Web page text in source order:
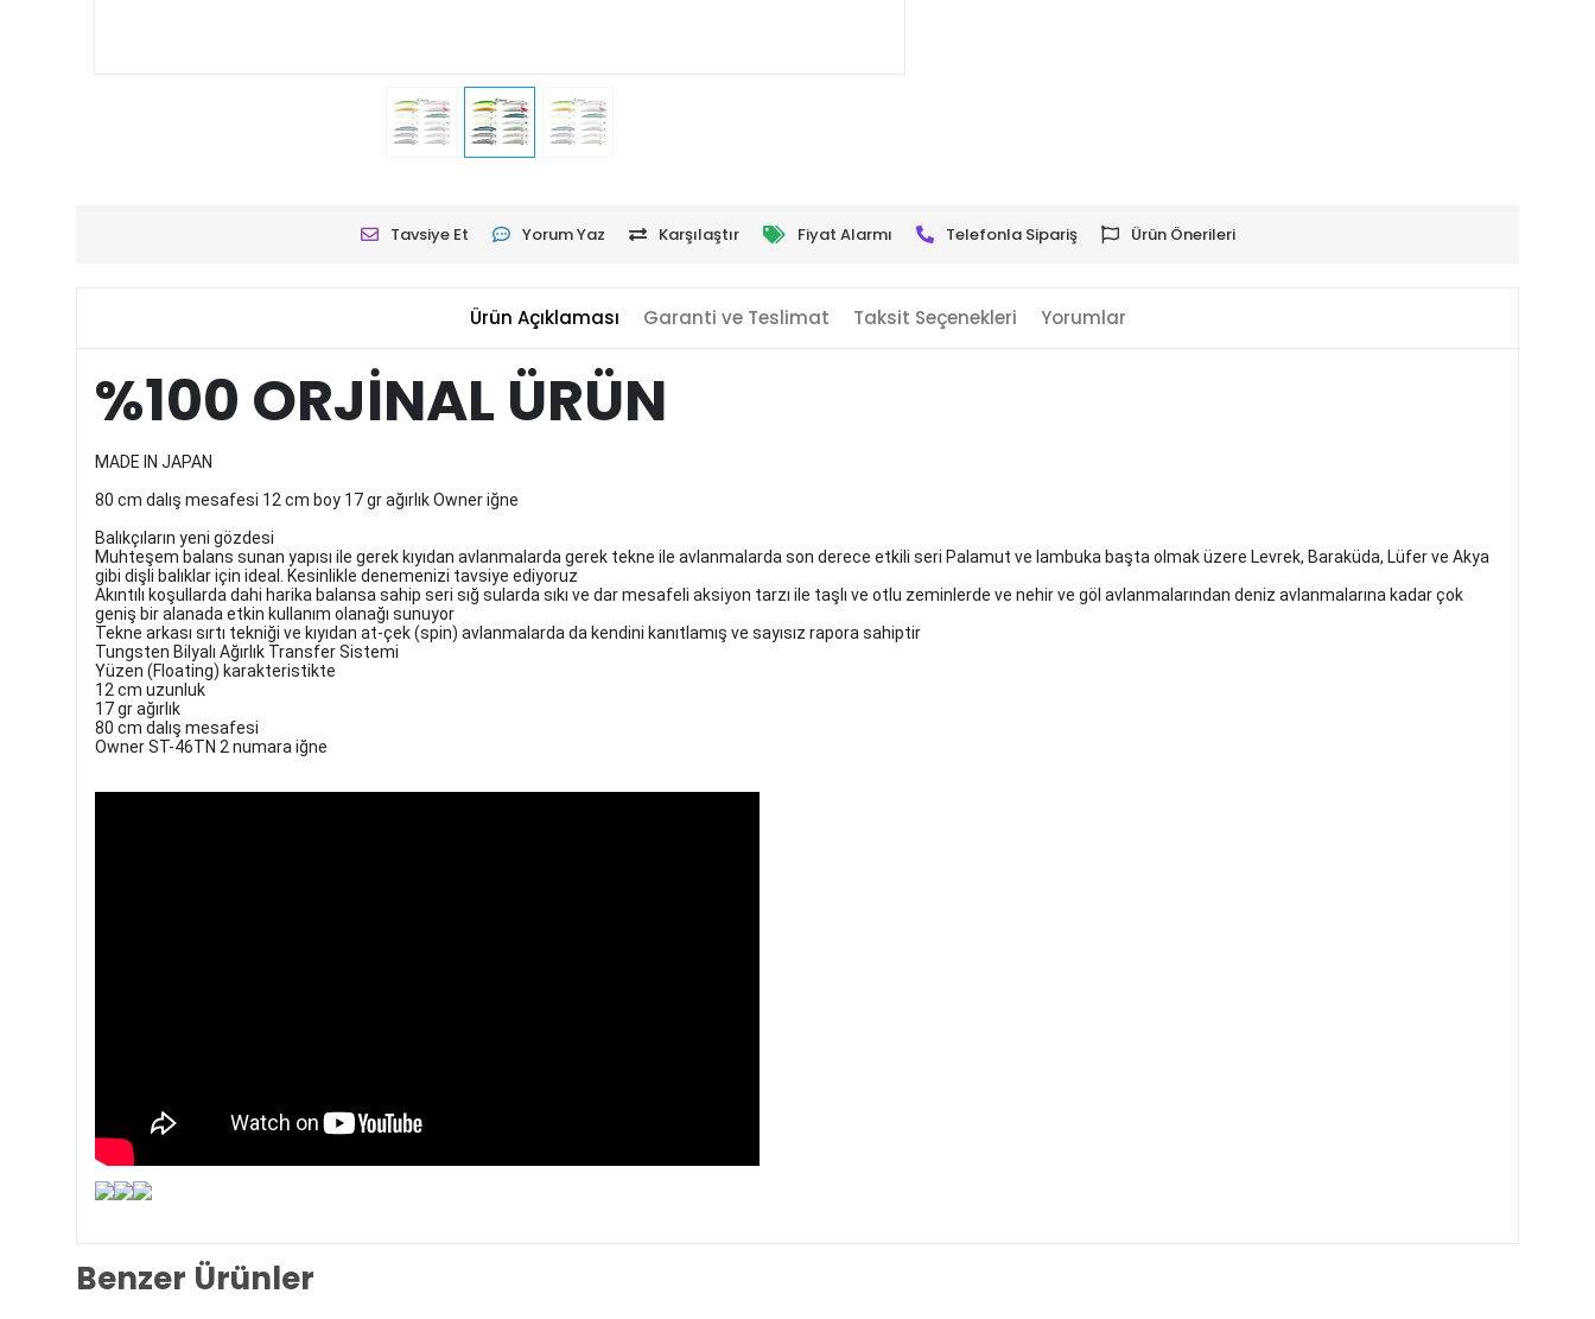
Tavsiye Et Yorum Yaz Karşılaştır Fiyat Alarmı Telefonla Sipariş Ürün Önerileri
Ürün Açıklaması Garanti ve Teslimat Taksit Seçenekleri Yorumlar
%100 ORJİNAL ÜRÜN
MADE IN JAPAN
80 cm dalış mesafesi 12 cm boy 17 gr ağırlık Owner iğne
Balıkçıların yeni gözdesi
Muhteşem balans sunan yapısı ile gerek kıyıdan avlanmalarda gerek tekne ile avlanmalarda son derece etkili seri Palamut ve lambuka başta olmak üzere Levrek, Baraküda, Lüfer ve Akya
gibi dişli balıklar için ideal. Kesinlikle denemenizi tavsiye ediyoruz
Akıntılı koşullarda dahi harika balansa sahip seri sığ sularda sıkı ve dar mesafeli aksiyon tarzı ile taşlı ve otlu zeminlerde ve nehir ve göl avlanmalarından deniz avlanmalarına kadar çok
geniş bir alanada etkin kullanım olanağı sunuyor
Tekne arkası sırtı tekniği ve kıyıdan at-çek (spin) avlanmalarda da kendini kanıtlamış ve sayısız rapora sahiptir
Tungsten Bilyalı Ağırlık Transfer Sistemi
Yüzen (Floating) karakteristikte
12 cm uzunluk
17 gr ağırlık
80 cm dalış mesafesi
Owner ST-46TN 2 numara iğne
Benzer Ürünler